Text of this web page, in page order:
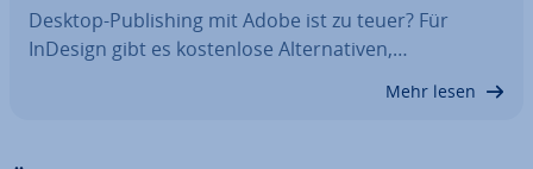
Desktop-Pu­bli­shing mit Adobe ist zu teuer? Für
InDesign gibt es kos­ten­lo­se Al­ter­na­ti­ven,…
Mehr lesen